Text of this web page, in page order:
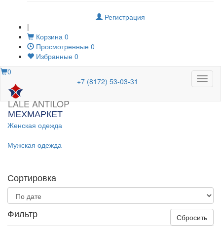
Регистрация
|
Корзина 0
Просмотренные 0
Избранные 0
Меню
0
LALE ANTILOP
МЕХМАРКЕТ
+7 (8172) 53-03-31
Женская одежда
Мужская одежда
Сортировка
Фильтр
Сбросить